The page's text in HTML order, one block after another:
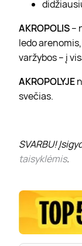
AKROPOLIS–
ledo
varžybos – į
AKROPOLYJE
svečias.
SVARBU!
taisyklėmis.